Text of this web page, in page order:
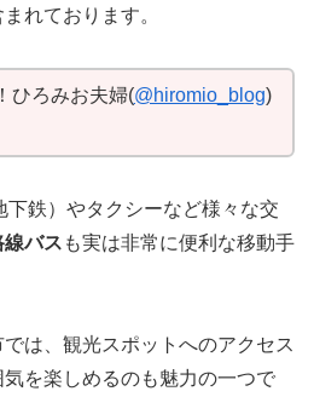
れております。
ひろみお夫婦(@hiromio_blog)
下鉄）やタクシーなど様々な交
線バス も実は非常に便利な移動手
は、観光スポットへのアクセス
を楽しめるのも魅力の一つで